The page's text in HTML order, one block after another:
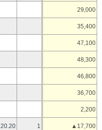
29,000
35,400
47,100
48,300
46,800
36,700
2,200
20.20 1 ▲17,700